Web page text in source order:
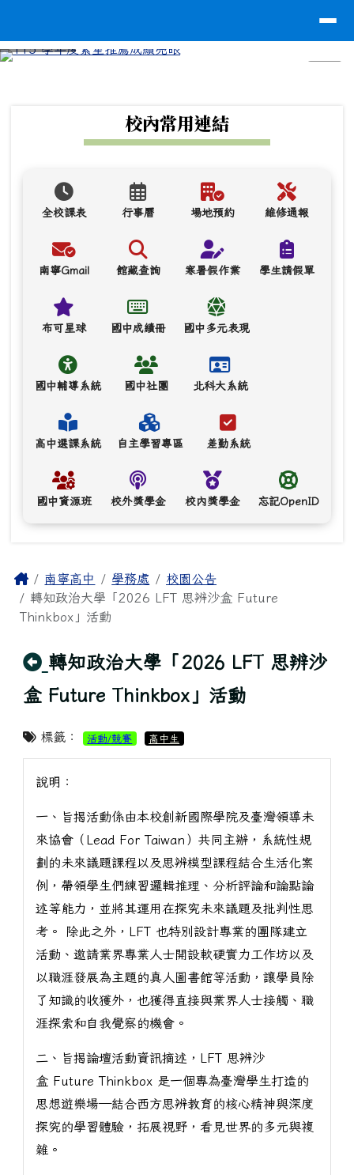
校內常用連結
全校課表 行事曆 場地預約 維修通報
南寧Gmail 館藏查詢 寒暑假作業 學生請假單
布可星球 國中成績冊 國中多元表現
國中輔導系統 國中社團 北科大系統
高中選課系統 自主學習專區 差勤系統
國中資源班 校外獎學金 校內獎學金 忘記OpenID
主內容區域
Home南寧高中 學務處
校園公告
轉知政治大學「2026 LFT 思辨沙盒 Future
Thinkbox」活動
回上頁
轉知政治大學「2026 LFT 思辨沙
盒 Future Thinkbox」活動
標籤： 活動/競賽 高中生
說明：
一、旨揭活動係由本校創新國際學院及臺灣領導未
來協會（Lead For Taiwan）共同主辦，系統性規
劃的未來議題課程以及思辨模型課程結合生活化案
例，帶領學生們練習邏輯推理、分析評論和論點論
述等能力，並將其運用在探究未來議題及批判性思
考。 除此之外，LFT 也特別設計專業的團隊建立
活動、邀請業界專業人士開設軟硬實力工作坊以及
以職涯發展為主題的真人圖書館等活動，讓學員除
了知識的收獲外，也獲得直接與業界人士接觸、職
涯探索和自我覺察的機會。
二、旨揭論壇活動資訊摘述，LFT 思辨沙
盒 Future Thinkbox 是一個專為臺灣學生打造的
思想遊樂場—結合西方思辨教育的核心精神與深度
探究的學習體驗，拓展視野，看見世界的多元與複
雜。